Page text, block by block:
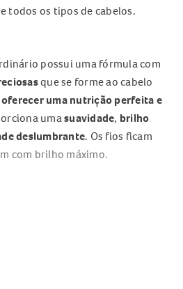
todos os tipos de cabelos.
possui uma fórmula com
que se forme ao cabelo
uma nutrição perfeita e
umasuavidade, brilho
deslumbrante. Os fios ficam
com brilho máximo.